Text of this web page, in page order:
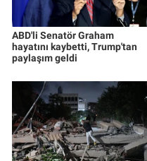
ABD'li Senatör Graham
hayatını kaybetti, Trump'tan
paylaşım geldi